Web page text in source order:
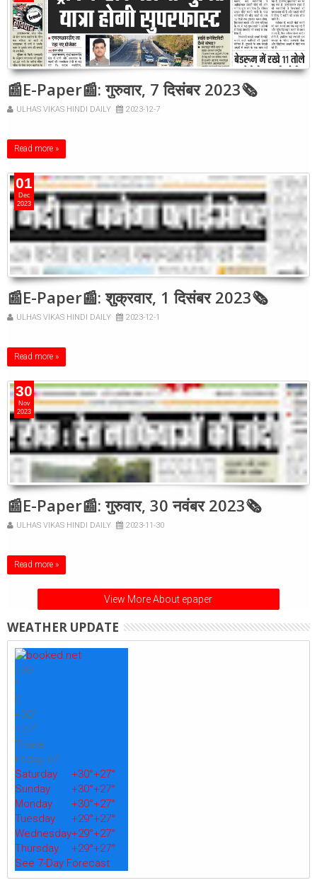
📰E-Paper📰: गुरुवार, 7 दिसंबर 2023🗞
ULHAS VIKAS HINDI DAILY 2023-12-7
Read more »
01
Dec
2023
📰E-Paper📰: शुक्रवार, 1 दिसंबर 2023🗞
ULHAS VIKAS HINDI DAILY 2023-12-1
Read more »
30
Nov
2023
📰E-Paper📰: गुरुवार, 30 नवंबर 2023🗞
ULHAS VIKAS HINDI DAILY 2023-11-30
Read more »
View More About epaper
WEATHER UPDATE
+30
°
C
+30°
+27°
Thane
Friday, 07
Saturday
+30°+27°
Sunday
+30°+27°
Monday
+30°+27°
Tuesday
+29°+27°
Wednesday+29°+27°
Thursday
+29°+27°
See 7-Day Forecast